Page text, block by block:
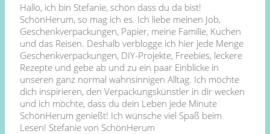
Hallo, ich bin Stefanie, schön dass du da bist!
SchönHerum, so mag ich es. Ich liebe meinen Job,
Geschenkverpackungen, Papier, meine Familie, Kuchen
und das Reisen. Deshalb verblogge ich hier jede Menge
Geschenkverpackungen, DIY-Projekte, Freebies, leckere
Rezepte und gebe ab und zu ein paar Einblicke in
unseren ganz normal wahnsinnigen Alltag. Ich möchte
dich inspirieren, den Verpackungskünstler in dir wecken
und ich möchte, dass du dein Leben jede Minute
SchönHerum genießt! Ich wünsche viel Spaß beim
Lesen! Stefanie von SchönHerum